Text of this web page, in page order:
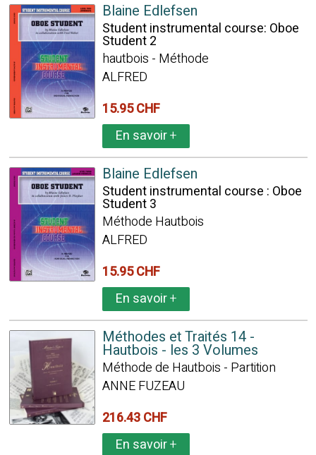
Blaine Edlefsen
Student instrumental course: Oboe
Student 2
hautbois - Méthode
ALFRED
15.95 CHF
En savoir+
Blaine Edlefsen
Student instrumental course : Oboe
Student 3
Méthode Hautbois
ALFRED
15.95 CHF
En savoir+
Méthodes et Traités 14 -
Hautbois - les 3 Volumes
Méthode de Hautbois - Partition
ANNE FUZEAU
216.43 CHF
En savoir+